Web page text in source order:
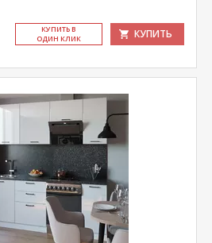
КУ­ПИТЬ В
ОДИН КЛИК
КУПИТЬ